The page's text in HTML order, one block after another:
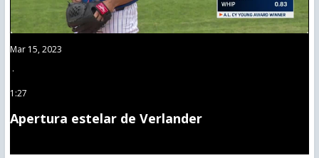
Mar 15, 2023
·
1:27
Apertura estelar de Verlander